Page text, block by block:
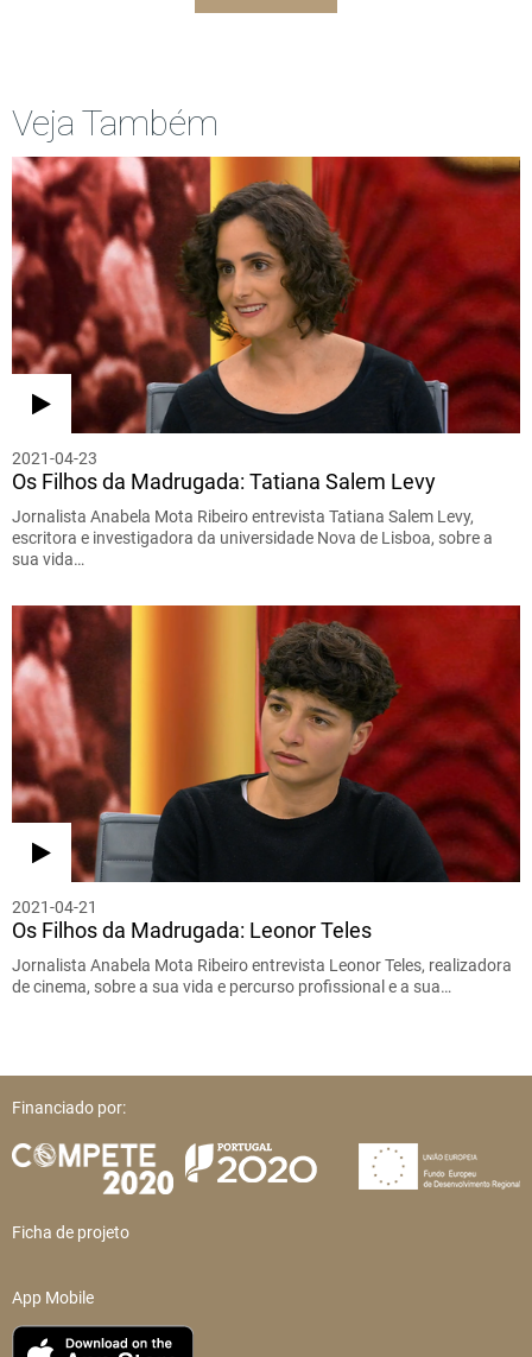
Veja Também
2021-04-23
Os Filhos da Madrugada: Tatiana Salem Levy
Jornalista Anabela Mota Ribeiro entrevista Tatiana Salem Levy,
escritora e investigadora da universidade Nova de Lisboa, sobre a
sua vida…
2021-04-21
Os Filhos da Madrugada: Leonor Teles
Jornalista Anabela Mota Ribeiro entrevista Leonor Teles, realizadora
de cinema, sobre a sua vida e percurso profissional e a sua…
Financiado por:
Ficha de projeto
App Mobile